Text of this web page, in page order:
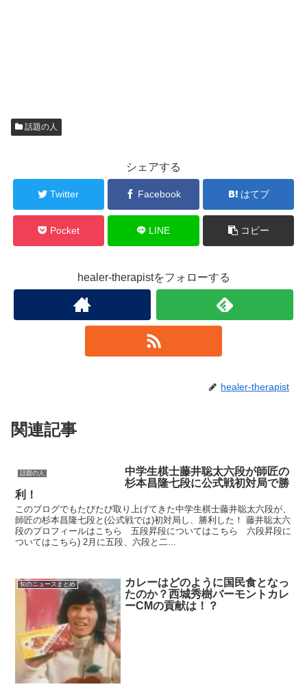
話題の人
シェアする
Twitter Facebook はてブ
Pocket LINE コピー
healer-therapistをフォローする
healer-therapist
関連記事
話題の人
中学生棋士藤井聡太六段が師匠の
杉本昌隆七段に公式戦初対局で勝
利！
このブログでもたびたび取り上げてきた中学生棋士藤井聡太六段が、
師匠の杉本昌隆七段と(公式戦では)初対局し、勝利した！ 藤井聡太六
段のプロフィールはこちら 五段昇段についてはこちら 六段昇段に
ついてはこちら) 2月に五段、六段と二...
旬のニュースまとめ
カレーはどのように国民食となっ
たのか？西城秀樹バーモントカレ
ーCMの貢献は！？